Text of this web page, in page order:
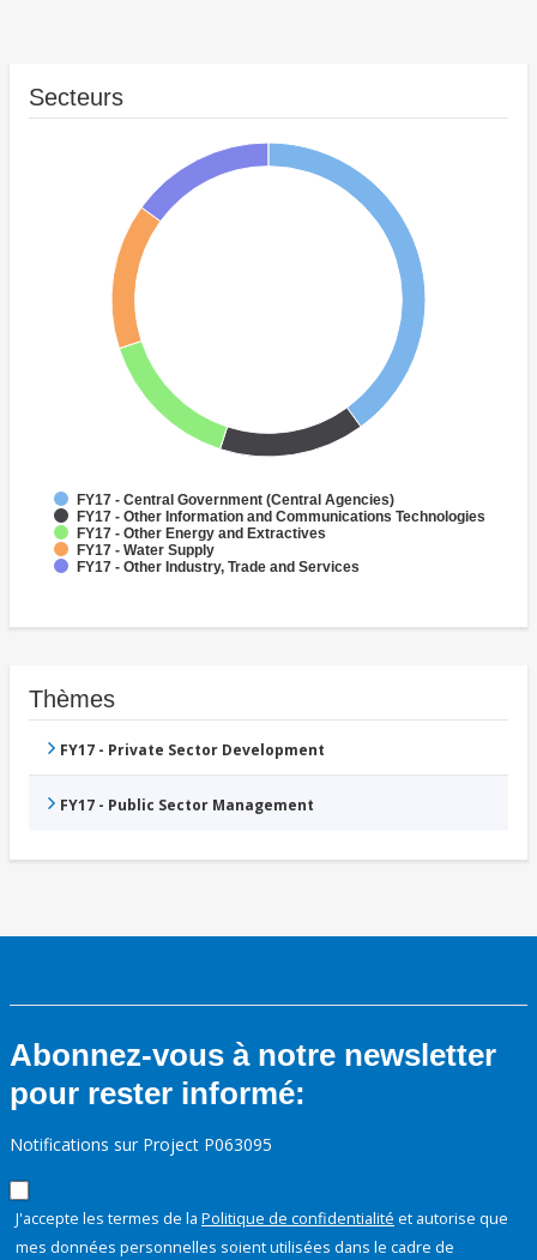
Secteurs
FY17 - Central Government (Central Agencies)
FY17 - Other Information and Communications Technologies
FY17 - Other Energy and Extractives
FY17 - Water Supply
FY17 - Other Industry, Trade and Services
Thèmes
FY17 - Private Sector Development
FY17 - Public Sector Management
Abonnez-vous à notre newsletter
pour rester informé:
Notifications sur Project P063095
J'accepte les termes de la Politique de confidentialité et autorise que
mes données personnelles soient utilisées dans le cadre de